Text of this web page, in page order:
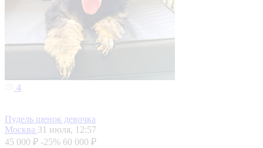
4
Пудель щенок девочка
Москва 31 июля, 12:57
45 000 ₽ -25% 60 000 ₽